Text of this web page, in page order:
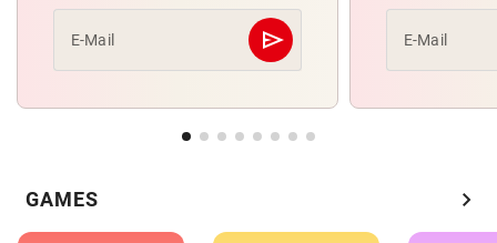
E-Mail send
Abschicken E-Mail
GAMES chevron_right